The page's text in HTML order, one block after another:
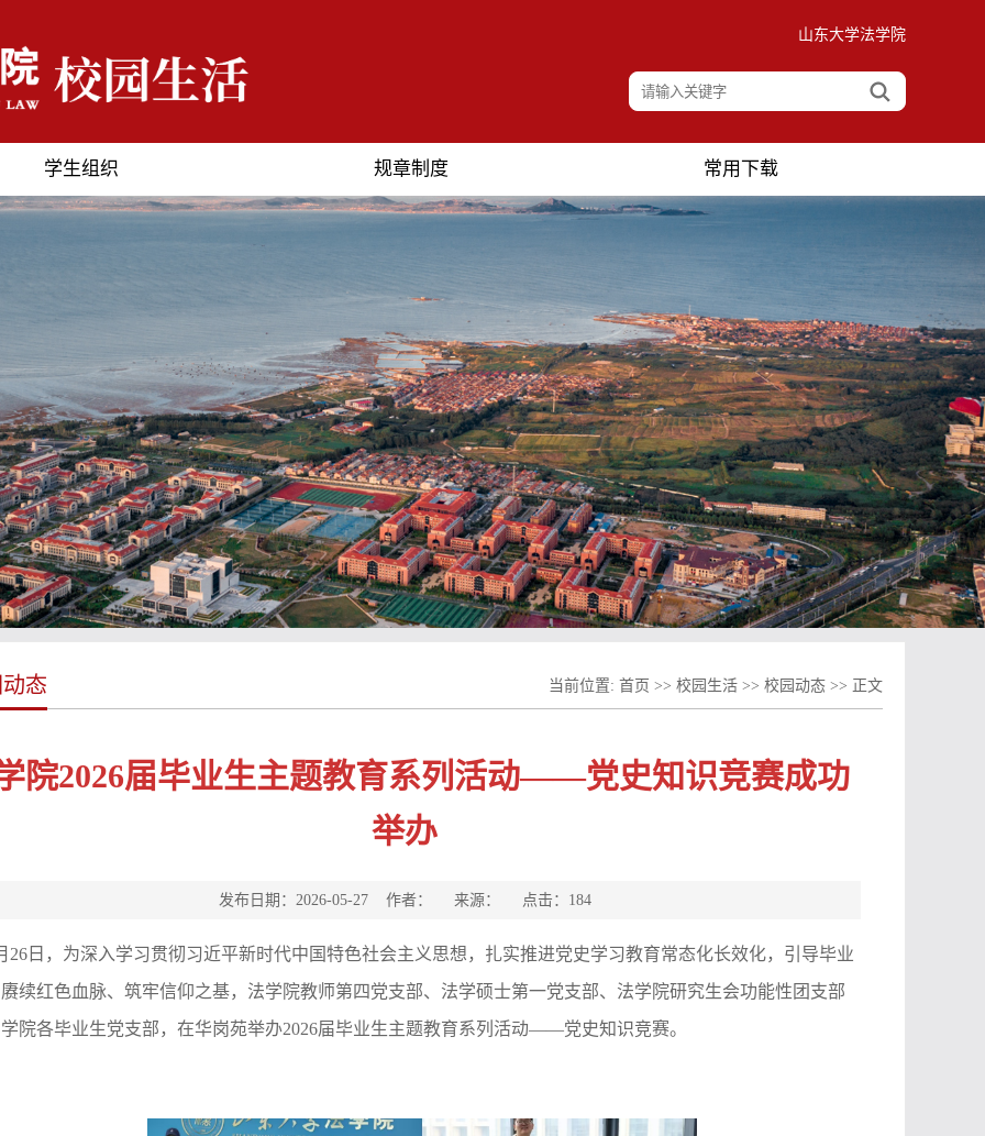
山东大学法学院
学生组织 规章制度 常用下载
态 当前位置: 首页 >> 校园生活 >> 校园动态 >> 正文
院2026届毕业生主题教育系列活动——党史知识竞赛成功
举办
发布日期：2026-05-27 作者： 来源： 点击： 184
26日，为深入学习贯彻习近平新时代中国特色社会主义思想，扎实推进党史学习教育常态化长效化，引导毕业
续红色血脉、筑牢信仰之基，法学院教师第四党支部、法学硕士第一党支部、法学院研究生会功能性团支部
院各毕业生党支部，在华岗苑举办2026届毕业生主题教育系列活动——党史知识竞赛。